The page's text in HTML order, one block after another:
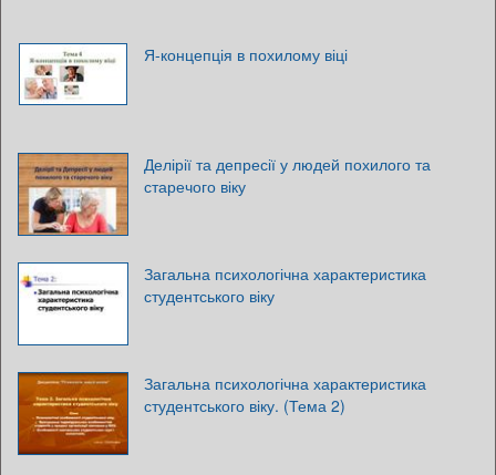
Я-концепція в похилому віці
Делірії та депресії у людей похилого та
старечого віку
Загальна психологічна характеристика
студентського віку
Загальна психологічна характеристика
студентського віку. (Тема 2)